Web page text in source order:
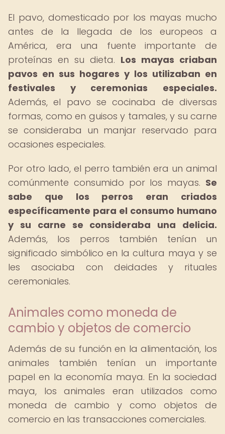
El pavo, domesticado por los mayas mucho
antes de la llegada de los europeos a
América, era una fuente importante de
proteínas en su dieta. Los mayas criaban
pavos en sus hogares y los utilizaban en
festivales y ceremonias especiales.
Además, el pavo se cocinaba de diversas
formas, como en guisos y tamales, y su carne
se consideraba un manjar reservado para
ocasiones especiales.
Por otro lado, el perro también era un animal
comúnmente consumido por los mayas. Se
sabe que los perros eran criados
específicamente para el consumo humano
y su carne se consideraba una delicia.
Además, los perros también tenían un
significado simbólico en la cultura maya y se
les asociaba con deidades y rituales
ceremoniales.
Animales como moneda de
cambio y objetos de comercio
Además de su función en la alimentación, los
animales también tenían un importante
papel en la economía maya. En la sociedad
maya, los animales eran utilizados como
moneda de cambio y como objetos de
comercio en las transacciones comerciales.